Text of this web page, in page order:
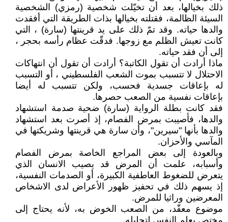
ذلك بخيالها، بعد أن تخيّلت شخصية (رمزي) الشخصية
السيئة الظالمة، فقتلته بخيالها بذات الطريقة التي أفقدت
والدها حياته. وقد تمّ ذلك على يد قرينتها (سارة) ، التي
كانت تعيش الظلم مع زوجها. فدقّت عظام رأسه بحجر ،
إلى أن فقد حياته.
ماذا أرادت أن تقول الكاتبة؟ أرادت أن تقول أن انتهاكات
الاحتلال لا تتسبب بموت الشعب الفلسطيني ، أو التسبب
له بإعاقات جسدية فحسب، ولكن تتسبب له أيضا
بإعاقات نفسية من الصعب حصرها.
فقد كانت بطلة الرواية (سارة) ضحية صدمة استشهاد
والدها، فأصيبت بمرض الفصام، إذ أصرت بعد استشهاد
والدها بأنها "سيرين"، وأن سارة هي قرينتها وشريكتها في
المآسي والأحزان.
وبالعودة إلى بعض المراجع الخاصة بمرض الفصام
وأسبابه، علمت أن المرض قد يصيب الانسان الذي
يتعرض للضغوط العاطفية الكبيرة، أو الصدمات النفسية،
إذ يسهم ذلك في تحفيز ظهور الأعراض لدى الاشخاص
المعرضين وراثيا للمرض.
موضوع معقّد، من الصعب الخوض به، لأنه يحتاج إلى